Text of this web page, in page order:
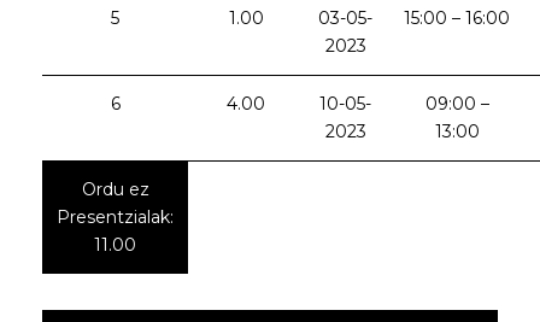
5 1.00
03-05-
2023
15:00 – 16:00
6 4.00
10-05-
2023
09:00 –
13:00
Ordu ez
Presentzialak:
11.00